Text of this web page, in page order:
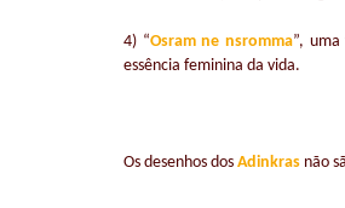
4) “Osram ne nsromma”,
essência feminina da vida.
Os desenhos dos Adinkras não